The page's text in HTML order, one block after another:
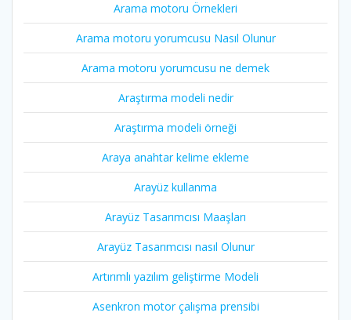
Arama motoru Örnekleri
Arama motoru yorumcusu Nasıl Olunur
Arama motoru yorumcusu ne demek
Araştırma modeli nedir
Araştırma modeli örneği
Araya anahtar kelime ekleme
Arayüz kullanma
Arayüz Tasarımcısı Maaşları
Arayüz Tasarımcısı nasıl Olunur
Artırımlı yazılım geliştirme Modeli
Asenkron motor çalışma prensibi